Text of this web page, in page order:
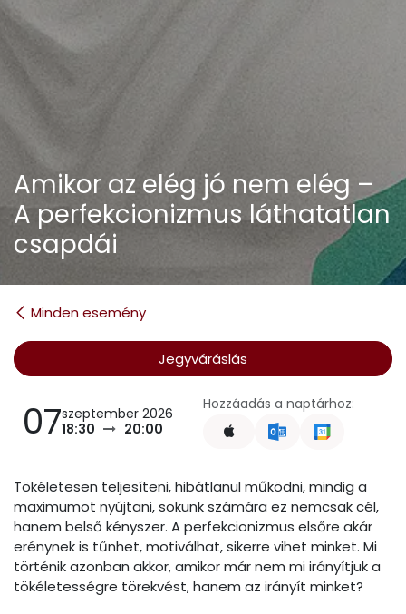
Amikor az elég jó nem elég –
A perfekcionizmus láthatatlan
csapdái
Minden esemény
Jegyváráslás
07szeptember 2026
18:30
20:00
Hozzáadás a naptárhoz:
Tökéletesen teljesíteni, hibátlanul működni, mindig a
maximumot nyújtani, sokunk számára ez nemcsak cél,
hanem belső kényszer. A perfekcionizmus elsőre akár
erénynek is tűnhet, motiválhat, sikerre vihet minket. Mi
történik azonban akkor, amikor már nem mi irányítjuk a
tökéletességre törekvést, hanem az irányít minket?